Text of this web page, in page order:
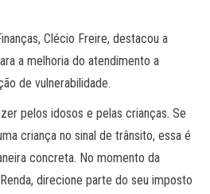
Clécio Freire, destacou a
a melhoria do atendimento a
de vulnerabilidade.
pelos idosos e pelas crianças. Se
criança no sinal de trânsito, essa é
concreta. No momento da
direcione parte do seu imposto